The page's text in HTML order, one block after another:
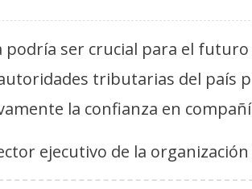
podría ser crucial para el
tributarias del país
la confianza en
ejecutivo de la